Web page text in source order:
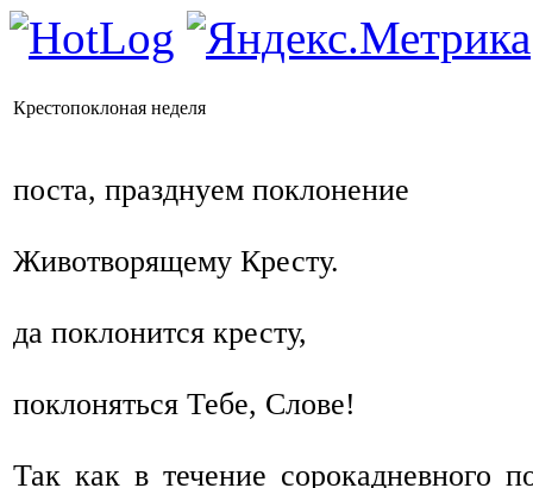
Крестопоклоная неделя
поста, празднуем поклонение
Животворящему Кресту.
да поклонится кресту,
поклоняться Тебе, Слове!
Так как в течение сорокадневного